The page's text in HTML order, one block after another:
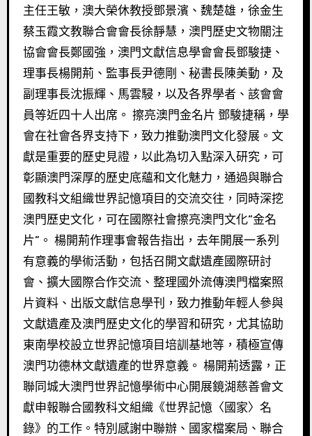
主任王敏，澳大榮休教授鄧景濱、魏楚雄，徐金生
蔡玉霞文教聯合會會長徐靜慧，澳門歷史文物關注
協會會長鄭國強，澳門文獻信息學會會長鄧駿捷、
理事長楊開荊、監事長尹德剛、秘書長陳美動，及
副理事長沈振輝、馬雲駸，以及各界學者、該會會
員等近四十人出席。 擦亮澳門金名片 鄧駿捷稱，學
會在社會各界支持下，致力推動澳門文化發展。文
獻是重要的歷史見證，以此為切入點深入研究，可
彰顯澳門深厚的歷史底蘊和文化魅力，通過與聯合
國教科文組織世界記憶項目的交流交往，同時深挖
澳門歷史文化，可在國際社會擦亮澳門文化“金名
片”。 楊開荊作理事會報告指出，去年開展一系列
有意義的學術活動，包括召開文獻遺產國際研討
會、擴大國際合作交流、整理國外流傳澳門檔案照
片資料、出版文獻信息學刊，致力推動年輕人參與
文獻遺產及澳門歷史文化的學習和研究，尤其協助
東南學校設立世界記憶項目培訓基地等，積極宣傳
澳門功德林文獻遺產的世界意義。 楊開荊透露，正
聯同城大澳門世界記憶學術中心開展鏡湖慈善會文
獻申報聯合國教科文組織《世界記憶〈國家〉名
錄》的工作。特別感謝中聯辦、國家檔案局、聯合